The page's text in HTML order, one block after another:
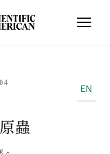
EN
蟲